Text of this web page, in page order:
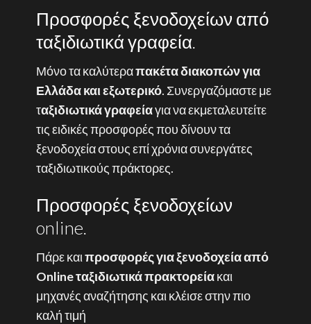
Προσφορές ξενοδοχείων από
ταξιδιωτικά γραφεία.
Μόνο τα καλύτεραπακέτα διακοπών για
Ελλάδα και εξωτερικό. Συνεργαζόμαστε με
ταξιδιωτικά γραφείαγια να εκμεταλευτείτε
τις ειδικές προσφορές που δίνουν τα
ξενοδοχεία στους επί χρόνια συνεργάτες
ταξιδιωτικούς πράκτορες.
Προσφορές ξενοδοχείων
online.
Πάρε καιπροσφορές για ξενοδοχεία από
Online ταξιδιωτικά πρακτορείακαι
μηχανές αναζήτησης και κλέισε στην πιο
καλή τιμή